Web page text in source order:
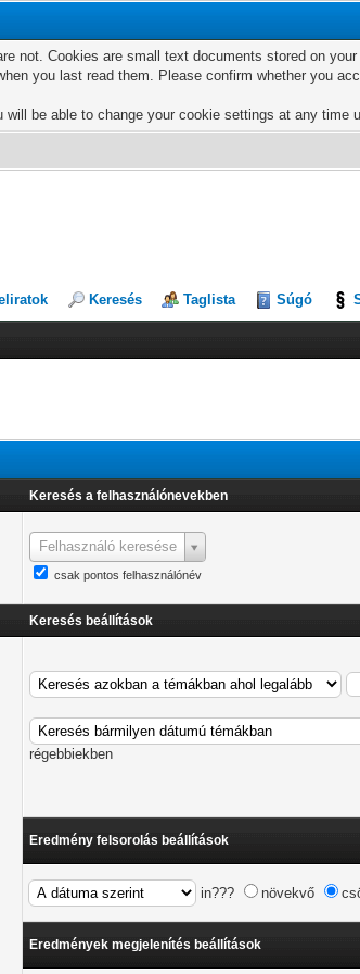
Cookies are small text documents stored on
you last read them. Please confirm whether you
be able to change your cookie settings at any time
Keresés Taglista Súgó
Keresés a felhasználónevekben
Felhasználó keresése
csak pontos felhasználónév
Keresés beállítások
régebbiekben
Eredmény felsorolás beállítások
in??? növekvő
Eredmények megjelenítés beállítások